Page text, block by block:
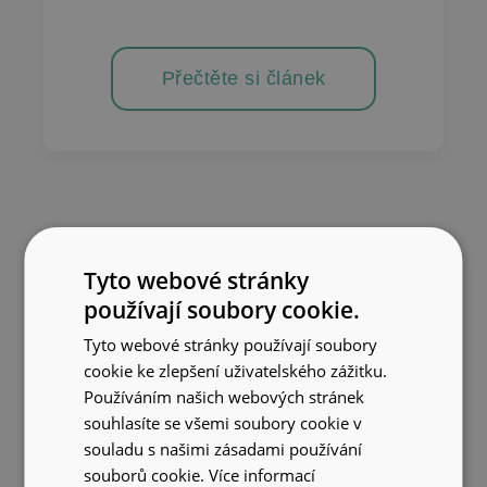
Přečtěte si článek
Tyto webové stránky
používají soubory cookie.
Tyto webové stránky používají soubory
cookie ke zlepšení uživatelského zážitku.
Používáním našich webových stránek
souhlasíte se všemi soubory cookie v
souladu s našimi zásadami používání
souborů cookie.Více informací